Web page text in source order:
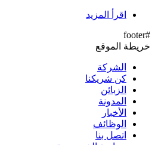
اقرأ المزيد
#footer
خريطة الموقع
الشركة
كن شريكنا
الزبائن
المدونة
الأخبار
الوظائف
اتصل بنا